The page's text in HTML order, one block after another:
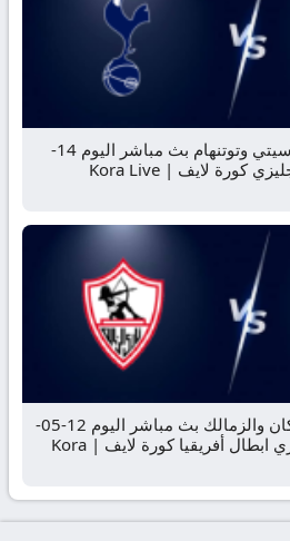
مشاهدة مباراة مانشستر سيتي وتوتنهام بث مباشر اليوم 14-
مشاهدة مباراة نهضة البركان والزمالك بث مباشر اليوم 12-05-
2024 في ذهاب نهائي دوري ابطال أفريقيا كورة لايف | Kora